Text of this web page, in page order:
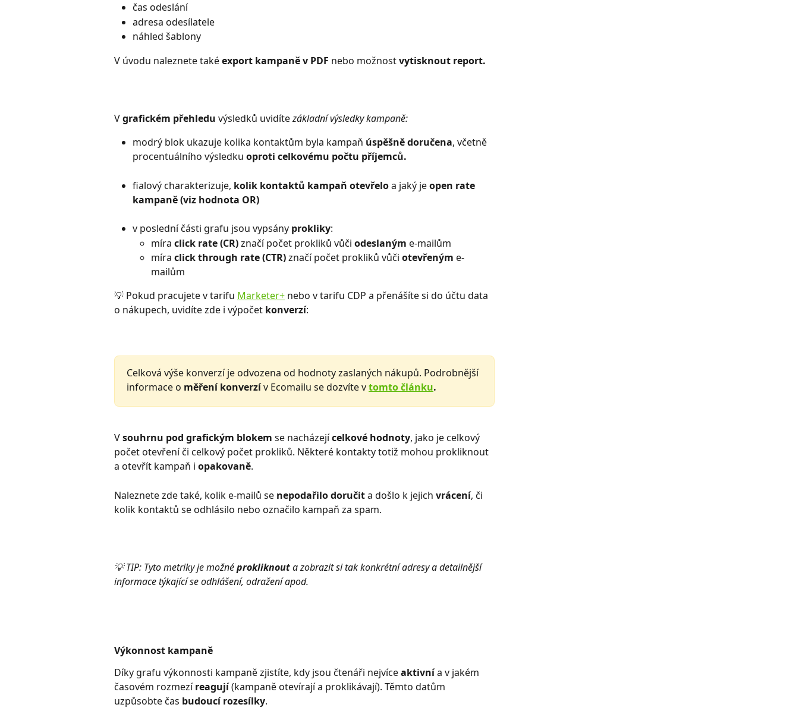
čas odeslání
adresa odesílatele
náhled šablony
V úvodu naleznete také export kampaně v PDF nebo možnost vytisknout report.
V grafickém přehledu výsledků uvidíte základní výsledky kampaně:
modrý blok ukazuje kolika kontaktům byla kampaň úspěšně doručena, včetně
procentuálního výsledku oproti celkovému počtu příjemců.
fialový charakterizuje, kolik kontaktů kampaň otevřelo a jaký je open rate
kampaně (viz hodnota OR)
v poslední části grafu jsou vypsány prokliky:
míra click rate (CR) značí počet prokliků vůči odeslaným e-mailům
míra click through rate (CTR) značí počet prokliků vůči otevřeným e-
mailům
💡 Pokud pracujete v tarifu Marketer+ nebo v tarifu CDP a přenášíte si do účtu data
o nákupech, uvidíte zde i výpočet konverzí:
Celková výše konverzí je odvozena od hodnoty zaslaných nákupů. Podrobnější
informace o měření konverzí v Ecomailu se dozvíte v tomto článku.
V souhrnu pod grafickým blokem se nacházejí celkové hodnoty, jako je celkový
počet otevření či celkový počet prokliků. Některé kontakty totiž mohou prokliknout
a otevřít kampaň i opakovaně.
Naleznete zde také, kolik e-mailů se nepodařilo doručit a došlo k jejich vrácení, či
kolik kontaktů se odhlásilo nebo označilo kampaň za spam.
💡 TIP: Tyto metriky je možné prokliknout a zobrazit si tak konkrétní adresy a detailnější
informace týkající se odhlášení, odražení apod.
Výkonnost kampaně
Díky grafu výkonnosti kampaně zjistíte, kdy jsou čtenáři nejvíce aktivní a v jakém
časovém rozmezí reagují (kampaně otevírají a proklikávají). Těmto datům
uzpůsobte čas budoucí rozesílky.